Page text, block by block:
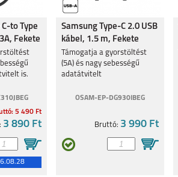
to Type
Fekete
is.
5 490 Ft
3 890 Ft
Samsung Type-C 2.0 USB
kábel, 1.5 m, Fekete
Támogatja a gyorstöltést
(5A) és nagy sebességű
adatátvitelt
OSAM-EP-DG930IBEG
Bruttó: 3 990 Ft